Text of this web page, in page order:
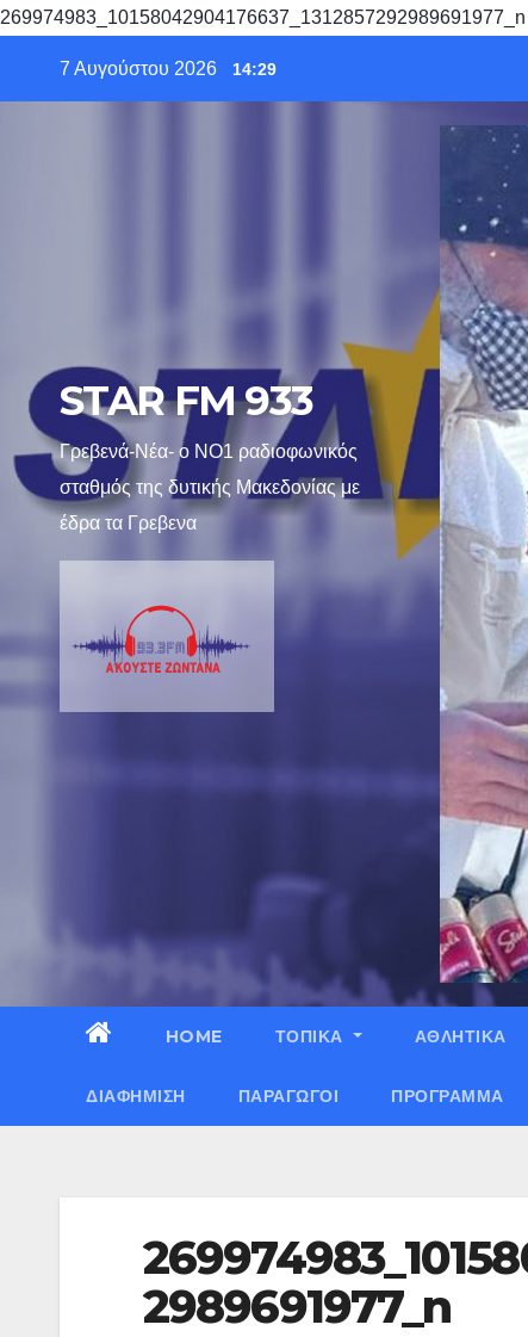
7 Αυγούστου 2026 14:29
STAR FM 933
Γρεβενά-Νέα- ο ΝΟ1 ραδιοφωνικός
σταθμός της δυτικής Μακεδονίας με
έδρα τα Γρεβενα
HOME ΤΟΠΙΚΑ ΑΘΛΗΤΙΚΑ
ΔΙΑΦΉΜΙΣΗ ΠΑΡΑΓΩΓΟΊ ΠΡΌΓΡΑΜΜΑ
2989691977_n